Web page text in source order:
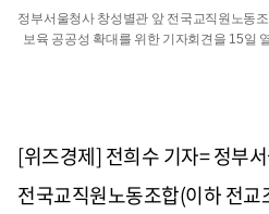
정부서울청사 창성별관 앞 전국교직원노동
보육 공공성 확대를 위한 기자회견을 15일
[위즈경제] 전희수 기자= 정부
전국교직원노동조합(이하 전교